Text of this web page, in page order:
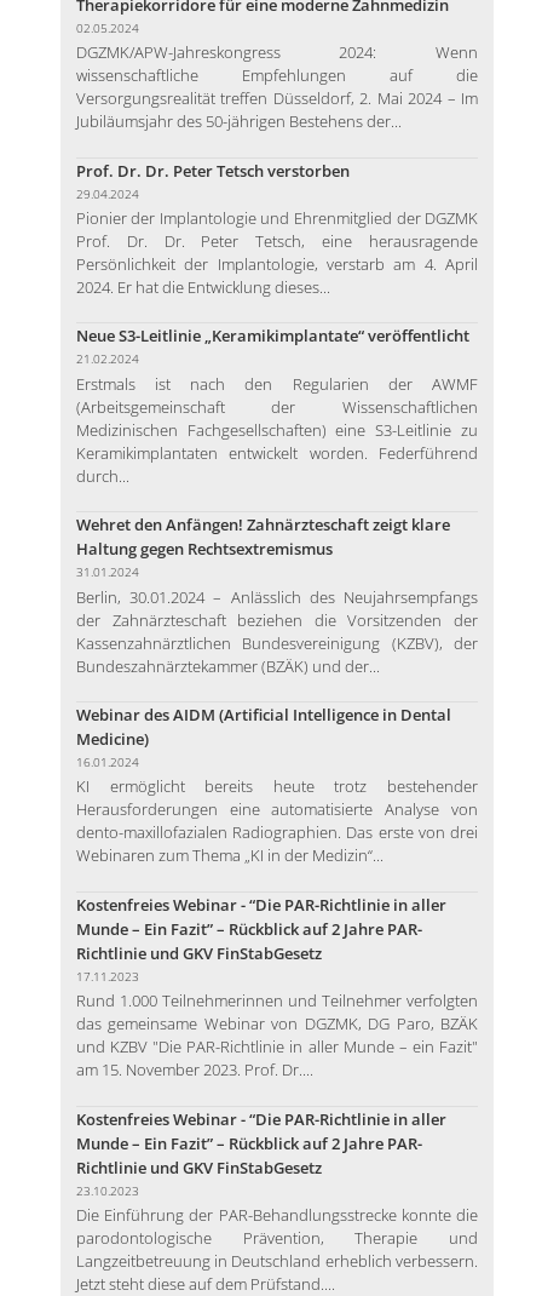
Therapiekorridore für eine moderne Zahnmedizin
02.05.2024
DGZMK/APW-Jahreskongress 2024: Wenn
wissenschaftliche Empfehlungen auf die
Versorgungsrealität treffen Düsseldorf, 2. Mai 2024 – Im
Jubiläumsjahr des 50-jährigen Bestehens der...
Prof. Dr. Dr. Peter Tetsch verstorben
29.04.2024
Pionier der Implantologie und Ehrenmitglied der DGZMK
Prof. Dr. Dr. Peter Tetsch, eine herausragende
Persönlichkeit der Implantologie, verstarb am 4. April
2024. Er hat die Entwicklung dieses...
Neue S3-Leitlinie „Keramikimplantate“ veröffentlicht
21.02.2024
Erstmals ist nach den Regularien der AWMF
(Arbeitsgemeinschaft der Wissenschaftlichen
Medizinischen Fachgesellschaften) eine S3-Leitlinie zu
Keramikimplantaten entwickelt worden. Federführend
durch...
Wehret den Anfängen! Zahnärzteschaft zeigt klare
Haltung gegen Rechtsextremismus
31.01.2024
Berlin, 30.01.2024 – Anlässlich des Neujahrsempfangs
der Zahnärzteschaft beziehen die Vorsitzenden der
Kassenzahnärztlichen Bundesvereinigung (KZBV), der
Bundeszahnärztekammer (BZÄK) und der...
Webinar des AIDM (Artificial Intelligence in Dental
Medicine)
16.01.2024
KI ermöglicht bereits heute trotz bestehender
Herausforderungen eine automatisierte Analyse von
dento-maxillofazialen Radiographien. Das erste von drei
Webinaren zum Thema „KI in der Medizin“...
Kostenfreies Webinar - “Die PAR-Richtlinie in aller
Munde – Ein Fazit” – Rückblick auf 2 Jahre PAR-
Richtlinie und GKV FinStabGesetz
17.11.2023
Rund 1.000 Teilnehmerinnen und Teilnehmer verfolgten
das gemeinsame Webinar von DGZMK, DG Paro, BZÄK
und KZBV "Die PAR-Richtlinie in aller Munde – ein Fazit"
am 15. November 2023. Prof. Dr....
Kostenfreies Webinar - “Die PAR-Richtlinie in aller
Munde – Ein Fazit” – Rückblick auf 2 Jahre PAR-
Richtlinie und GKV FinStabGesetz
23.10.2023
Die Einführung der PAR-Behandlungsstrecke konnte die
parodontologische Prävention, Therapie und
Langzeitbetreuung in Deutschland erheblich verbessern.
Jetzt steht diese auf dem Prüfstand....